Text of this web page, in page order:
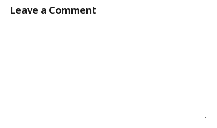
Leave a Comment